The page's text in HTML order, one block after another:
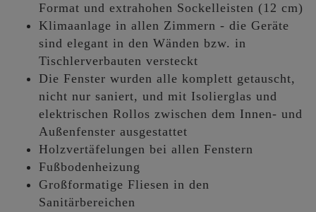
Format und extrahohen Sockelleisten (12 cm)
Klimaanlage in allen Zimmern - die Geräte
sind elegant in den Wänden bzw. in
Tischlerverbauten versteckt
Die Fenster wurden alle komplett getauscht,
nicht nur saniert, und mit Isolierglas und
elektrischen Rollos zwischen dem Innen- und
Außenfenster ausgestattet
Holzvertäfelungen bei allen Fenstern
Fußbodenheizung
Großformatige Fliesen in den
Sanitärbereichen